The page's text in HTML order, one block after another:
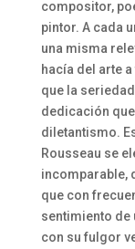
compositor,
pintor. A cada
una misma
hacía del arte
que la
dedicación
diletantismo.
Rousseau se
incomparable,
que con
sentimiento
con su fulgor